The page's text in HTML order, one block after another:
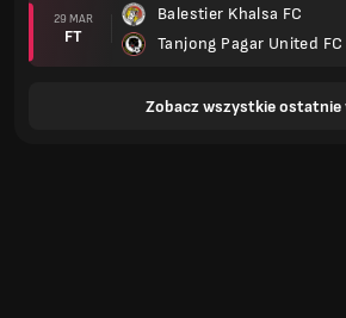
29 MAR
FT
Balestier Khalsa FC
Tanjong Pagar United FC
Zobacz wszystkie ostatnie